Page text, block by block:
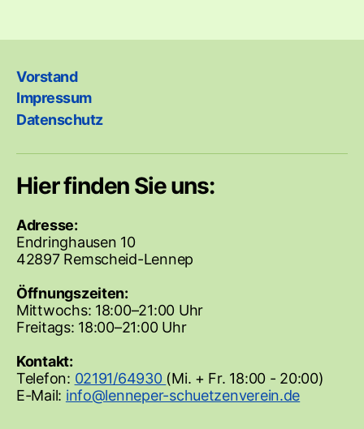
Vorstand
Impressum
Datenschutz
Hier finden Sie uns:
Adresse:
Endringhausen 10
42897 Remscheid-Lennep
Öffnungszeiten:
Mittwochs: 18:00–21:00 Uhr
Freitags: 18:00–21:00 Uhr
Kontakt:
Telefon: 02191/64930 (Mi. + Fr. 18:00 - 20:00)
E-Mail: